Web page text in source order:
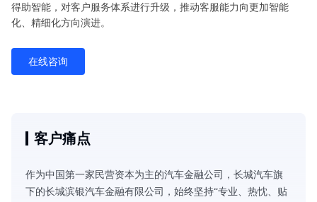
得助智能，对客户服务体系进行升级，推动客服能力向更加智能
化、精细化方向演进。
在线咨询
客户痛点
作为中国第一家民营资本为主的汽车金融公司，长城汽车旗
下的长城滨银汽车金融有限公司，始终坚持“专业、热忱、贴